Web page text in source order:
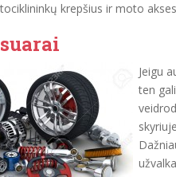
krepšius ir moto
Jeigu
ten